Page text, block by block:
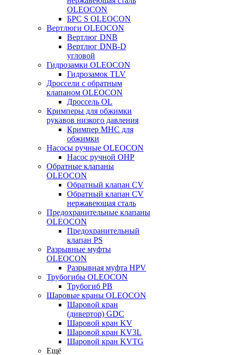
OLEOCON
БРС S OLEOCON
Вертлюги OLEOCON
Вертлюг DNB
Вертлюг DNB-D
угловой
Гидрозамки OLEOCON
Гидрозамок TLV
Дроссели с обратным
клапаном OLEOCON
Дроссель OL
Кримперы для обжимки
рукавов низкого давления
Кримпер MHC для
обжимки
Насосы ручные OLEOCON
Насос ручной OHP
Обратные клапаны
OLEOCON
Обратный клапан CV
Обратный клапан CV
нержавеющая сталь
Предохранительные клапаны
OLEOCON
Предохранительный
клапан PS
Разрывные муфты
OLEOCON
Разрывная муфта HPV
Трубогибы OLEOCON
Трубогиб PB
Шаровые краны OLEOCON
Шаровой кран
(дивертор) GDC
Шаровой кран KV
Шаровой кран KV3L
Шаровой кран KVTG
Ещё